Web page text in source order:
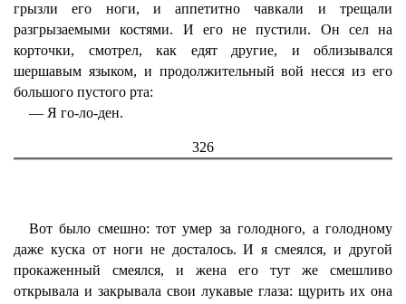
грызли его ноги, и аппетитно чавкали и трещали
разгрызаемыми костями. И его не пустили. Он сел на
корточки, смотрел, как едят другие, и облизывался
шершавым языком, и продолжительный вой несся из его
большого пустого рта:
— Я го-ло-ден.
326
Вот было смешно: тот умер за голодного, а голодному
даже куска от ноги не досталось. И я смеялся, и другой
прокаженный смеялся, и жена его тут же смешливо
открывала и закрывала свои лукавые глаза: щурить их она